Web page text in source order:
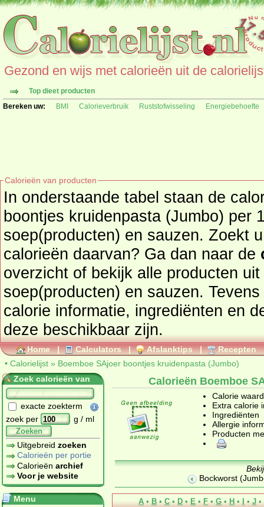
Gezond en wijs met calorieën uit de
Top dieet producten
Bereken uw:
BMI Calorieverbruik Ruststofwisseling Energiebehoefte
Calorieën van producten
In onderstaande tabel staan de
boontjes kruidenpasta (Jumbo) per
soep(producten) en sauzen. Zoekt u een ander product en de
calorieën daarvan? Ga dan naar de
overzicht of bekijk alle
soep(producten) en sauzen. Tevens vindt u ook de uitgebreide
calorie informatie, ingrediënten en
deze beschikbaar zijn.
Home | Calculators | Afslanktips | Recepten
• Calorielijst » Boemboe SAjoer boontjes kruidenpasta (Jumbo)
Zoek calorieën van
exacte zoekterm
zoek per
g / ml
Zoeken
Uitgebreid zoeken
Calorieën per portie
Calorieën archief
Voor je website
Menu
Calorieën Boemboe
Calorie
Extra calorie
Ingrediënten
Allergie
Producten
Bockworst
A • B • C • D • E • F • G • H • I • J •